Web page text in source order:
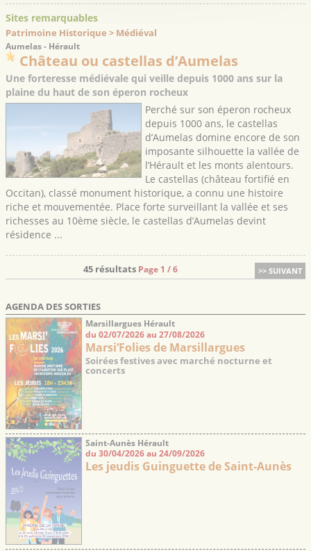
Sites remarquables
Patrimoine Historique > Médiéval
Aumelas - Hérault
Château ou castellas d’Aumelas
Une forteresse médiévale qui veille depuis 1000 ans sur la
plaine du haut de son éperon rocheux
Perché sur son éperon rocheux
depuis 1000 ans, le castellas
d’Aumelas domine encore de son
imposante silhouette la vallée de
l’Hérault et les monts alentours.
Le castellas (château fortifié en
Occitan), classé monument historique, a connu une histoire
riche et mouvementée. Place forte surveillant la vallée et ses
richesses au 10ème siècle, le castellas d’Aumelas devint
résidence ...
>> SUIVANT
45 résultats Page 1 / 6
AGENDA DES SORTIES
Marsillargues Hérault
du 02/07/2026 au 27/08/2026
Marsi’Folies de Marsillargues
Soirées festives avec marché nocturne et
concerts
Saint-Aunès Hérault
du 30/04/2026 au 24/09/2026
Les jeudis Guinguette de Saint-Aunès